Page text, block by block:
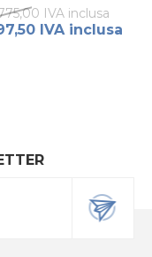
CERATA UOMO
IVA inclusa
IVA inclusa